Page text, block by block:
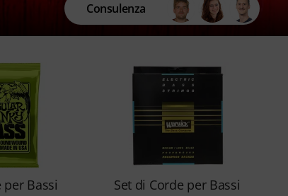
Consulenza
per Bassi
Set di Corde per Bassi